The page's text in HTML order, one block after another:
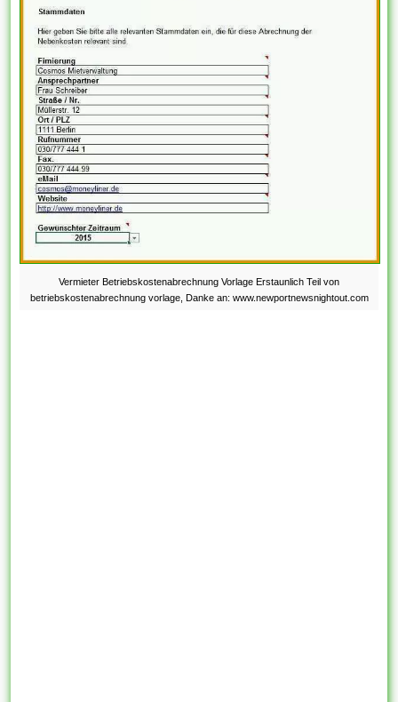
Vermieter Betriebskostenabrechnung Vorlage Erstaunlich Teil von
betriebskostenabrechnung vorlage, Danke an: www.newportnewsnightout.com